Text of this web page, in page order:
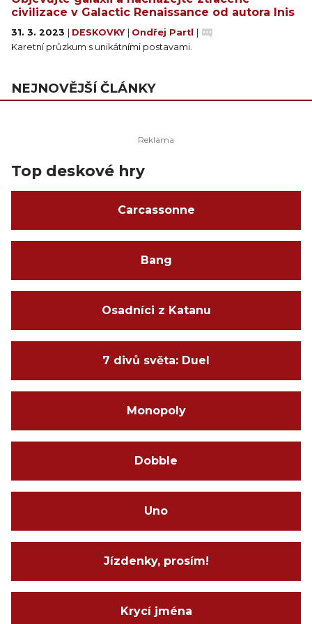
civilizace v Galactic Renaissance od autora Inis
31. 3. 2023 DESKOVKY Ondřej Partl
Karetní průzkum s unikátními postavami.
NEJNOVĚJŠÍ ČLÁNKY
Top deskové hry
Carcassonne
Bang
Osadníci z Katanu
7 divů světa: Duel
Monopoly
Dobble
Uno
Jízdenky, prosím!
Krycí jména